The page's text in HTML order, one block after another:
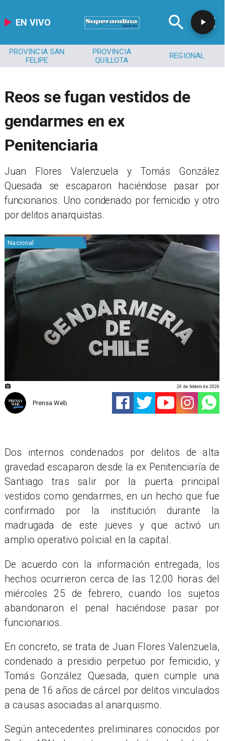
EN VIVO
PROVINCIA SAN
FELIPE
PROVINCIA
QUILLOTA
REGIONAL
Reos se fugan vestidos de
gendarmes en ex
Penitenciaria
Juan Flores Valenzuela y Tomás González
Quesada se escaparon haciéndose pasar por
funcionarios. Uno condenado por femicidio y otro
por delitos anarquistas.
Nacional
Prensa Web
26 de febrero de 2026
Dos internos condenados por delitos de alta
gravedad escaparon desde la ex Penitenciaría de
Santiago tras salir por la puerta principal
vestidos como gendarmes, en un hecho que fue
confirmado por la institución durante la
madrugada de este jueves y que activó un
amplio operativo policial en la capital.
De acuerdo con la información entregada, los
hechos ocurrieron cerca de las 12:00 horas del
miércoles 25 de febrero, cuando los sujetos
abandonaron el penal haciéndose pasar por
funcionarios.
En concreto, se trata de Juan Flores Valenzuela,
condenado a presidio perpetuo por femicidio, y
Tomás González Quesada, quien cumple una
pena de 16 años de cárcel por delitos vinculados
a causas asociadas al anarquismo.
Según antecedentes preliminares conocidos por